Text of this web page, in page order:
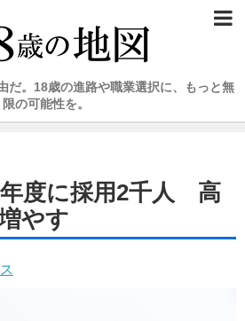
だ。18歳の進路や職業選択に、もっと無
限の可能性を。
度に採用2千人 高
やす